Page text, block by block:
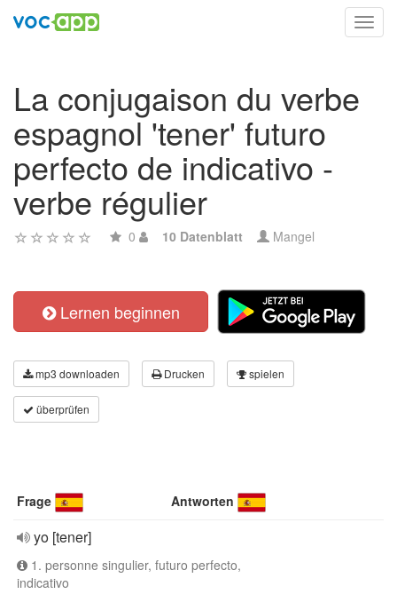
La conjugaison du verbe
espagnol 'tener' futuro
perfecto de indicativo -
verbe régulier
0 10 Datenblatt Mangel
Lernen beginnen
mp3 downloaden Drucken spielen
überprüfen
Frage Antworten
yo [tener]
1. personne singulier, futuro perfecto,
indicativo